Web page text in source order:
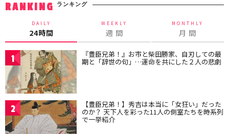
RANKING ランキング
DAILY
24時間
WEEKLY
週 間
MONTHLY
月 間
1 『豊臣兄弟！』お市と柴田勝家、自刃しての最
期と「辞世の句」…運命を共にした２人の悲劇
2 【豊臣兄弟！】秀吉は本当に「女狂い」だった
のか？ 天下人を彩った11人の側室たちを時系列
で一挙紹介